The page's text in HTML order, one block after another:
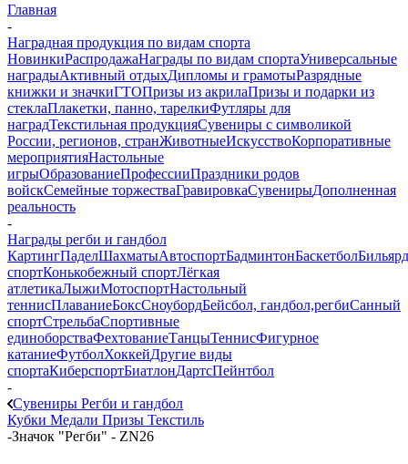
Главная
-
Наградная продукция по видам спорта
НовинкиРаспродажаНаграды по видам спортаУниверсальные
наградыАктивный отдыхДипломы и грамотыРазрядные
книжки и значкиГТОПризы из акрилаПризы и подарки из
стеклаПлакетки, панно, тарелкиФутляры для
наградТекстильная продукцияСувениры с символикой
России, регионов, странЖивотныеИскусствоКорпоративные
мероприятияНастольные
игрыОбразованиеПрофессииПраздники родов
войскСемейные торжестваГравировкаСувенирыДополненная
реальность
-
Награды регби и гандбол
КартингПаделШахматыАвтоспортБадминтонБаскетболБильярд
спортКонькобежный спортЛёгкая
атлетикаЛыжиМотоспортНастольный
теннисПлаваниеБоксСноубордБейсбол, гандбол,регбиСанный
спортСтрельбаСпортивные
единоборстваФехтованиеТанцыТеннисФигурное
катаниеФутболХоккейДругие виды
спортаКиберспортБиатлонДартсПейнтбол
-
Сувениры Регби и гандбол
Кубки Медали Призы Текстиль
-Значок "Регби" - ZN26